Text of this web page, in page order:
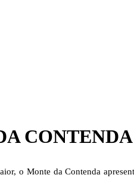
CONTENDA
o Monte da Contenda